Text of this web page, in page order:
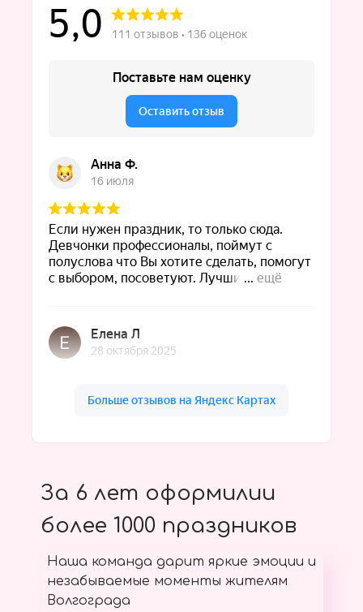
За 6 лет оформилии
более 1000 праздников
Наша команда дарит яркие эмоции и
незабываемые моменты жителям
Волгограда